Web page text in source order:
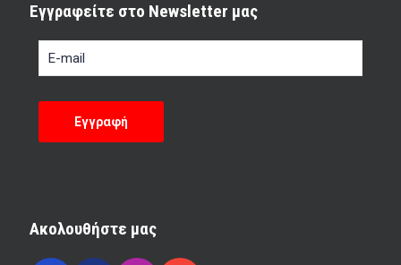
Εγγραφείτε στο Newsletter μας
Ακολουθήστε μας